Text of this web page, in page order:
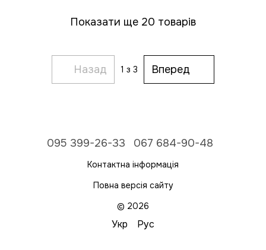
Показати ще 20 товарів
Назад 1 з 3 Вперед
095 399-26-33 067 684-90-48
Контактна інформація
Повна версія сайту
© 2026
Укр Рус